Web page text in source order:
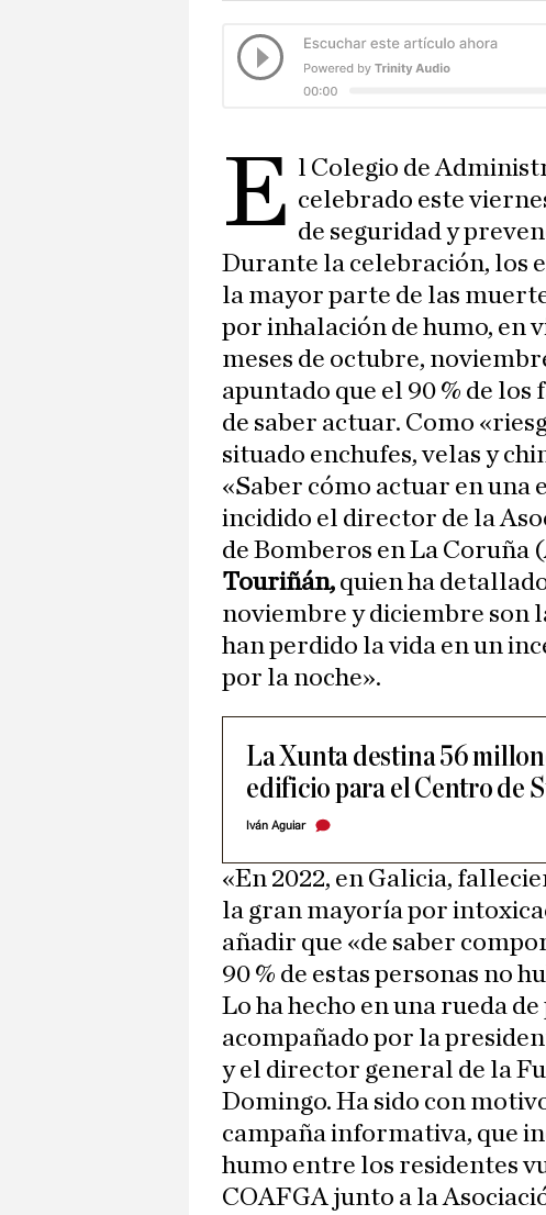
E l Colegio de
celebrado este
de seguridad y
Durante la celebración, los
la mayor parte de las
por inhalación de humo, en
meses de octubre,
apuntado que el 90 % de
de saber actuar. Como
situado enchufes, velas y
«Saber cómo actuar en una
incidido el director de la
de Bomberos en La Coruña
Touriñán, quien ha
noviembre y diciembre son
han perdido la vida en un
por la noche».
La Xunta destina 56
edificio para el Centro de
Iván Aguiar
«En 2022, en Galicia,
la gran mayoría por
añadir que «de saber
90 % de estas personas no
Lo ha hecho en una rueda
acompañado por la
y el director general de la
Domingo. Ha sido con
campaña informativa, que
humo entre los residentes
COAFGA junto a la